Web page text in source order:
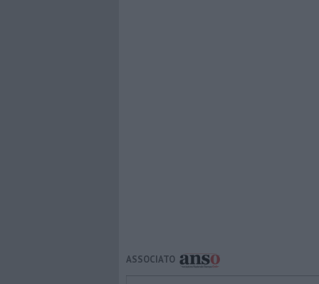
ASSOCIATO